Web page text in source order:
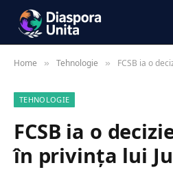
Home » Tehnologie » FCSB ia o
TEHNOLOGIE
FCSB ia o
în privința lui